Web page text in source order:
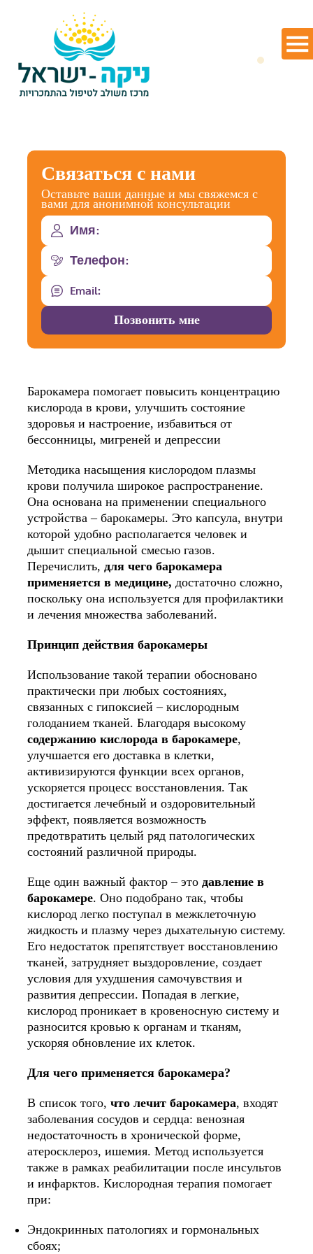
Связаться с нами
Оставьте ваши данные и мы свяжемся с
вами для анонимной консультации
Барокамера помогает повысить концентрацию
кислорода в крови, улучшить состояние
здоровья и настроение, избавиться от
бессонницы, мигреней и депрессии
Методика насыщения кислородом плазмы
крови получила широкое распространение.
Она основана на применении специального
устройства – барокамеры. Это капсула, внутри
которой удобно располагается человек и
дышит специальной смесью газов.
Перечислить, для чего барокамера
применяется в медицине, достаточно сложно,
поскольку она используется для профилактики
и лечения множества заболеваний.
Принцип действия барокамеры
Использование такой терапии обосновано
практически при любых состояниях,
связанных с гипоксией – кислородным
голоданием тканей. Благодаря высокому
содержанию кислорода в барокамере,
улучшается его доставка в клетки,
активизируются функции всех органов,
ускоряется процесс восстановления. Так
достигается лечебный и оздоровительный
эффект, появляется возможность
предотвратить целый ряд патологических
состояний различной природы.
Еще один важный фактор – это давление в
барокамере. Оно подобрано так, чтобы
кислород легко поступал в межклеточную
жидкость и плазму через дыхательную систему.
Его недостаток препятствует восстановлению
тканей, затрудняет выздоровление, создает
условия для ухудшения самочувствия и
развития депрессии. Попадая в легкие,
кислород проникает в кровеносную систему и
разносится кровью к органам и тканям,
ускоряя обновление их клеток.
Для чего применяется барокамера?
В список того, что лечит барокамера, входят
заболевания сосудов и сердца: венозная
недостаточность в хронической форме,
атеросклероз, ишемия. Метод используется
также в рамках реабилитации после инсультов
и инфарктов. Кислородная терапия помогает
при:
Эндокринных патологиях и гормональных
сбоях;